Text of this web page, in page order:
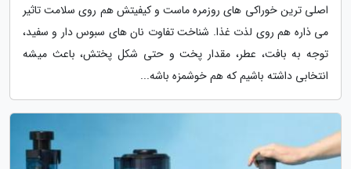
اصلی ترین خوراکی های روزمره ماست و کیفیتش هم روی سلامت تاثیر
می ذاره هم روی لذت غذا. شناخت تفاوت نان های سبوس دار و سفید،
توجه به بافت، عطر، مقدار پخت و حتی شکل پختش، باعث میشه
انتخابی داشته باشیم که هم خوشمزه باشه...